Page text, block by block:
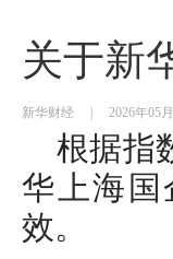
关于新
新华财经 2026年05
根据指
华上海国
效。